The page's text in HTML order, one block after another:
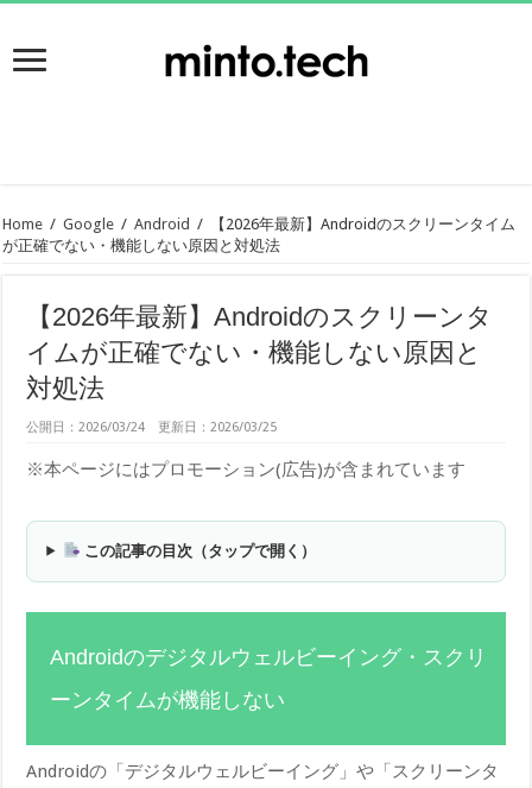
Home / Google / Android /
【2026年最新】Androidのスクリーンタイム
が正確でない・機能しない原因と対処法
【2026年最新】Androidのスクリーンタ
イムが正確でない・機能しない原因と
対処法
公開日：2026/03/24 更新日：2026/03/25
※本ページにはプロモーション(広告)が含まれています
この記事の目次（タップで開く）
Androidのデジタルウェルビーイング・スクリ
ーンタイムが機能しない
Androidの「デジタルウェルビーイング」や「スクリーンタ